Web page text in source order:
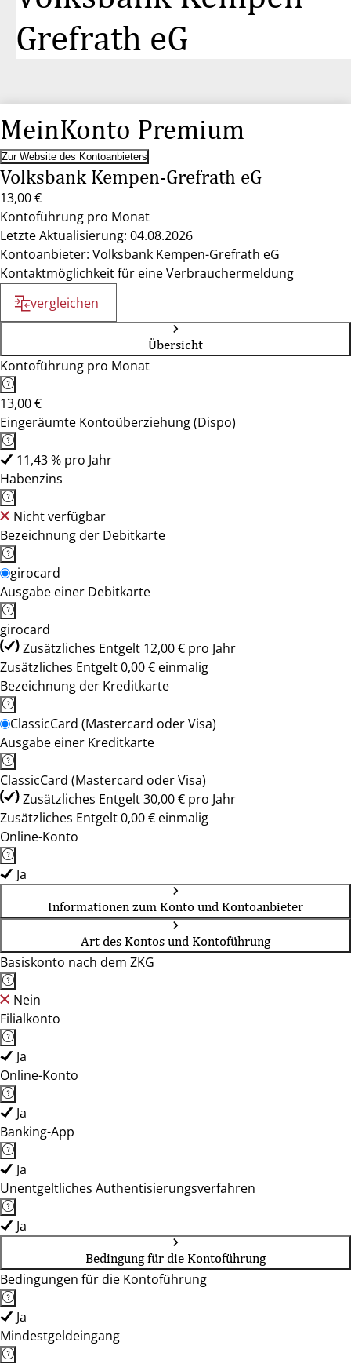
Grefrath eG
MeinKonto Premium
Zur Website des Kontoanbieters
Volksbank Kempen-Grefrath eG
13,00 €
Kontoführung pro Monat
Letzte Aktualisierung: 04.08.2026
Kontoanbieter: Volksbank Kempen-Grefrath eG
Kontaktmöglichkeit für eine Verbrauchermeldung
vergleichen
Übersicht
Kontoführung pro Monat
13,00 €
Eingeräumte Kontoüberziehung (Dispo)
11,43 % pro Jahr
Habenzins
Nicht verfügbar
Bezeichnung der Debitkarte
girocard
Ausgabe einer Debitkarte
girocard
Zusätzliches Entgelt 12,00 € pro Jahr
Zusätzliches Entgelt 0,00 € einmalig
Bezeichnung der Kreditkarte
ClassicCard (Mastercard oder Visa)
Ausgabe einer Kreditkarte
ClassicCard (Mastercard oder Visa)
Zusätzliches Entgelt 30,00 € pro Jahr
Zusätzliches Entgelt 0,00 € einmalig
Online-Konto
Ja
Informationen zum Konto und Kontoanbieter
Art des Kontos und Kontoführung
Basiskonto nach dem ZKG
Nein
Filialkonto
Ja
Online-Konto
Ja
Banking-App
Ja
Unentgeltliches Authentisierungsverfahren
Ja
Bedingung für die Kontoführung
Bedingungen für die Kontoführung
Ja
Mindestgeldeingang